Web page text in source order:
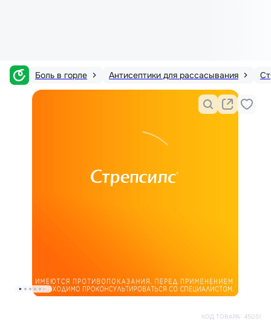
Боль в горле Антисептики для рассасывания
КОД ТОВАРА: 45051